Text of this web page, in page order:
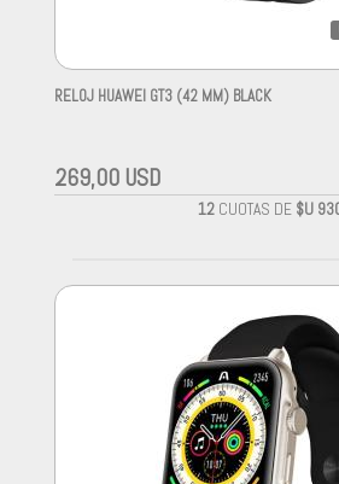
RELOJ HUAWEI GT3 (42 MM) BLACK
269,00 USD
12 CUOTAS DE $U